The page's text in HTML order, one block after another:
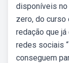
disponíveis no
zero, do curso
redação que
redes sociais
conseguem